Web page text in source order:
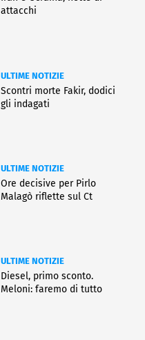
attacchi
ULTIME NOTIZIE
Scontri morte Fakir, dodici
gli indagati
ULTIME NOTIZIE
Ore decisive per Pirlo
Malagò riflette sul Ct
ULTIME NOTIZIE
Diesel, primo sconto.
Meloni: faremo di tutto